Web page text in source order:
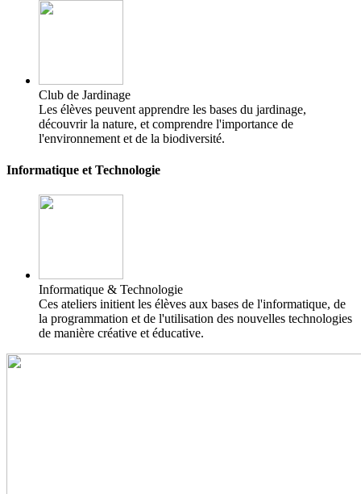
Club de Jardinage
Les élèves peuvent apprendre les bases du jardinage,
découvrir la nature, et comprendre l'importance de
l'environnement et de la biodiversité.
Informatique et Technologie
Informatique & Technologie
Ces ateliers initient les élèves aux bases de l'informatique, de
la programmation et de l'utilisation des nouvelles technologies
de manière créative et éducative.